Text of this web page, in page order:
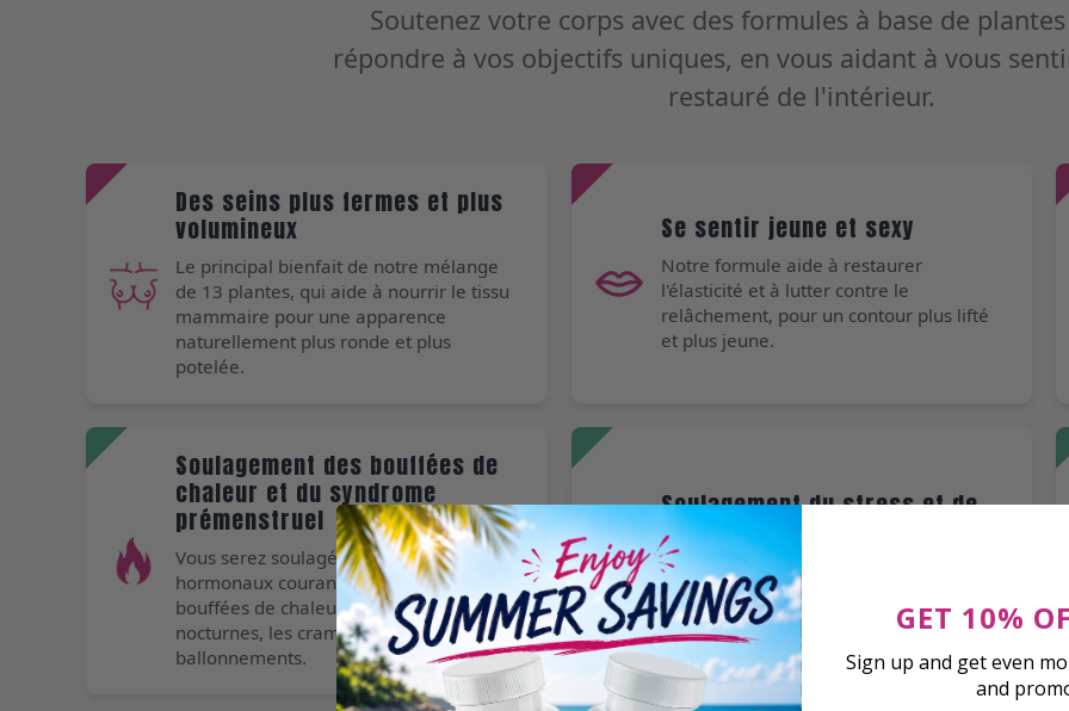
Soutenez votre corps avec des formules à base de
répondre à vos objectifs uniques, en vous aidant à vous
restauré de l'intérieur.
Des seins plus fermes et plus
volumineux
Le principal bienfait de notre mélange
de 13 plantes, qui aide à nourrir le tissu
mammaire pour une apparence
naturellement plus ronde et plus
potelée.
Se sentir jeune et sexy
Notre formule aide à restaurer
l'élasticité et à lutter contre le
relâchement, pour un contour plus lifté
et plus jeune.
Soulagement des bouffées de
chaleur et du syndrome
prémenstruel
Vous serez soulagé des problèmes
hormonaux courants tels que les
bouffées de chaleur, les sueurs
nocturnes, les crampes et les
ballonnements.
Soulagement du stress et de
l'anxiété
Calme l'esprit et les tensions, aidant à
gérer le stress quotidien pour un plus
grand sentiment de bien-être.GET 10%
Sign up and get even
and